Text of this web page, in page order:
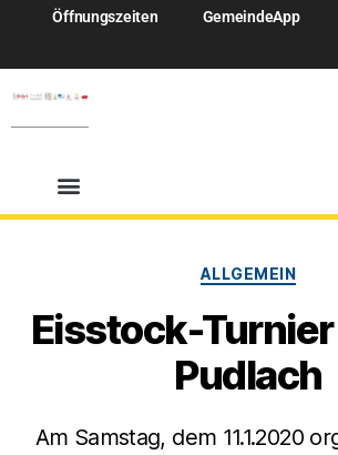
Öffnungszeiten GemeindeApp
ALLGEMEIN
Eisstock-Turnier
Pudlach
Am Samstag, dem 11.1.2020